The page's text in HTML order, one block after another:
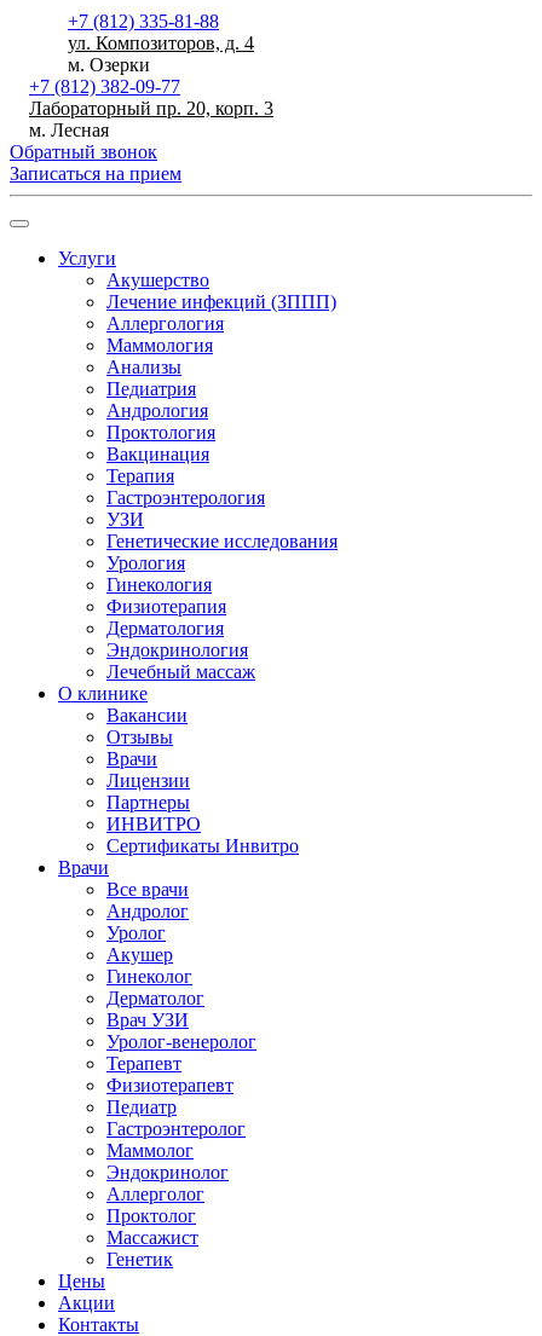
+7 (812) 335-81-88
ул. Композиторов, д. 4
м. Озерки
+7 (812) 382-09-77
Лабораторный пр. 20, корп. 3
м. Лесная
Обратный звонок
Записаться на прием
Услуги
Акушерство
Лечение инфекций (ЗППП)
Аллергология
Маммология
Анализы
Педиатрия
Андрология
Проктология
Вакцинация
Терапия
Гастроэнтерология
УЗИ
Генетические исследования
Урология
Гинекология
Физиотерапия
Дерматология
Эндокринология
Лечебный массаж
О клинике
Вакансии
Отзывы
Врачи
Лицензии
Партнеры
ИНВИТРО
Сертификаты Инвитро
Врачи
Все врачи
Андролог
Уролог
Акушер
Гинеколог
Дерматолог
Врач УЗИ
Уролог-венеролог
Терапевт
Физиотерапевт
Педиатр
Гастроэнтеролог
Маммолог
Эндокринолог
Аллерголог
Проктолог
Массажист
Генетик
Цены
Акции
Контакты